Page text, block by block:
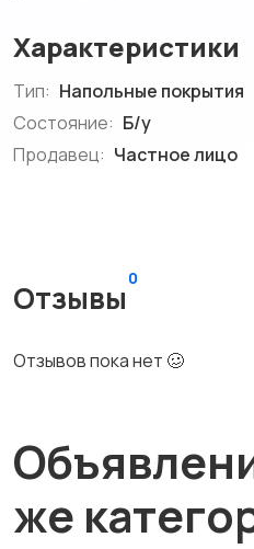
Характеристики
Тип: Напольные покрытия
Состояние: Б/у
Продавец: Частное лицо
Отзывы
0
Отзывов пока нет 🥴
же